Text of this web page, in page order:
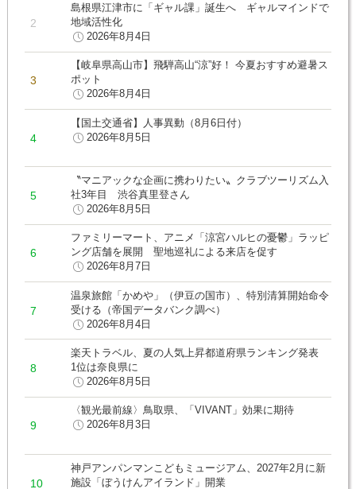
島根県江津市に「ギャル課」誕生へ ギャルマインドで
地域活性化
2026年8月4日
【岐阜県高山市】飛騨高山“涼”好！ 今夏おすすめ避暑ス
ポット
2026年8月4日
【国土交通省】人事異動（8月6日付）
2026年8月5日
〝マニアックな企画に携わりたい〟クラブツーリズム入
社3年目 渋谷真里登さん
2026年8月5日
ファミリーマート、アニメ「涼宮ハルヒの憂鬱」ラッピ
ング店舗を展開 聖地巡礼による来店を促す
2026年8月7日
温泉旅館「かめや」（伊豆の国市）、特別清算開始命令
受ける（帝国データバンク調べ）
2026年8月4日
楽天トラベル、夏の人気上昇都道府県ランキング発表
1位は奈良県に
2026年8月5日
〈観光最前線〉鳥取県、「VIVANT」効果に期待
2026年8月3日
神戸アンパンマンこどもミュージアム、2027年2月に新
施設「ぼうけんアイランド」開業